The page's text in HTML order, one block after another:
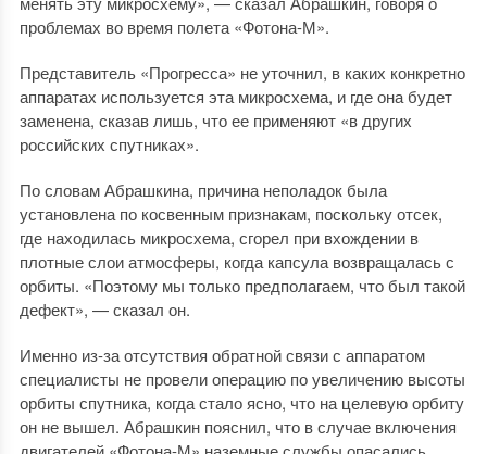
проблемах во время полета «Фотона-М».
Представитель «Прогресса» не уточнил, в каких конкретно
аппаратах используется эта микросхема, и где она будет
заменена, сказав лишь, что ее применяют «в других
российских спутниках».
По словам Абрашкина, причина неполадок была
установлена по косвенным признакам, поскольку отсек,
где находилась микросхема, сгорел при вхождении в
плотные слои атмосферы, когда капсула возвращалась с
орбиты. «Поэтому мы только предполагаем, что был такой
дефект», — сказал он.
Именно из-за отсутствия обратной связи с аппаратом
специалисты не провели операцию по увеличению высоты
орбиты спутника, когда стало ясно, что на целевую орбиту
он не вышел. Абрашкин пояснил, что в случае включения